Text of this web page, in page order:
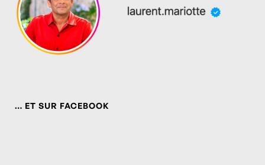
… ET SUR FACEBOOK